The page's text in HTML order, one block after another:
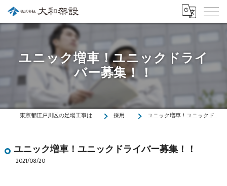
ユニック増車！ユニックドライ
バー募集！！
東京都江戸川区の足場工事は株式会社大和架設 採用ブログ ユニック増車！ユニックドライバー募集！！
ユニック増車！ユニックドライバー募集！！
2021/08/20